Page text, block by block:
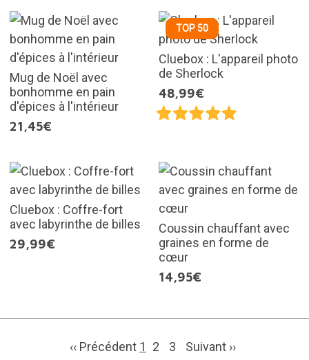
Mug de Noël avec
bonhomme en pain
d'épices à l'intérieur
21,45€
TOP 50
Cluebox : L'appareil photo
de Sherlock
48,99€
Cluebox : Coffre-fort
avec labyrinthe de billes
29,99€
Coussin chauffant avec
graines en forme de
cœur
14,95€
‹‹ Précédent 1 2 3 Suivant ››